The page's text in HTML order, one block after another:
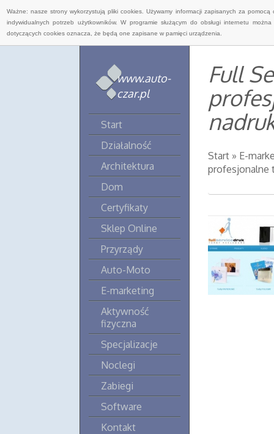
Ważne: nasze strony wykorzystują pliki cookies. Używamy informacji zapisanych za
indywidualnych potrzeb użytkowników. W programie służącym do obsługi internetu
dotyczących cookies oznacza, że będą one zapisane w pamięci urządzenia.
www.auto-
czar.pl
Start
Działalność
Architektura
Dom
Certyfikaty
Sklep Online
Przyrządy
Auto-Moto
E-marketing
Aktywność
fizyczna
Specjalizacje
Noclegi
Zabiegi
Software
Kontakt
Full
Start » E-
profesjonalne